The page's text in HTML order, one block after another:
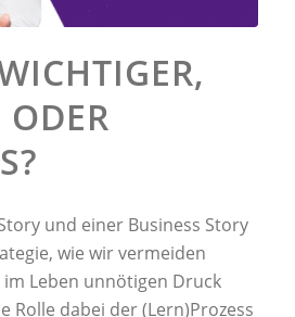
ODER
und einer Business Story
wie wir vermeiden
Leben unnötigen Druck
Rolle dabei der (Lern)Prozess